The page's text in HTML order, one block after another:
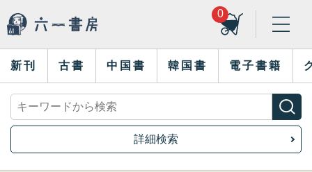
0
新刊 古書 中国書 韓国書 電子書籍
詳細検索